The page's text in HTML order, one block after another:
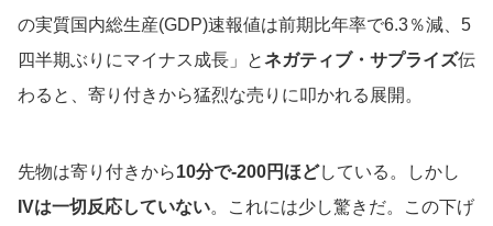
の実質国内総生産(GDP)速報値は前期比年率で6.3％減、5
四半期ぶりにマイナス成長」とネガティブ・サプライズ伝
わると、寄り付きから猛烈な売りに叩かれる展開。
先物は寄り付きから10分で-200円ほどしている。しかし
IVは一切反応していない。これには少し驚きだ。この下げ